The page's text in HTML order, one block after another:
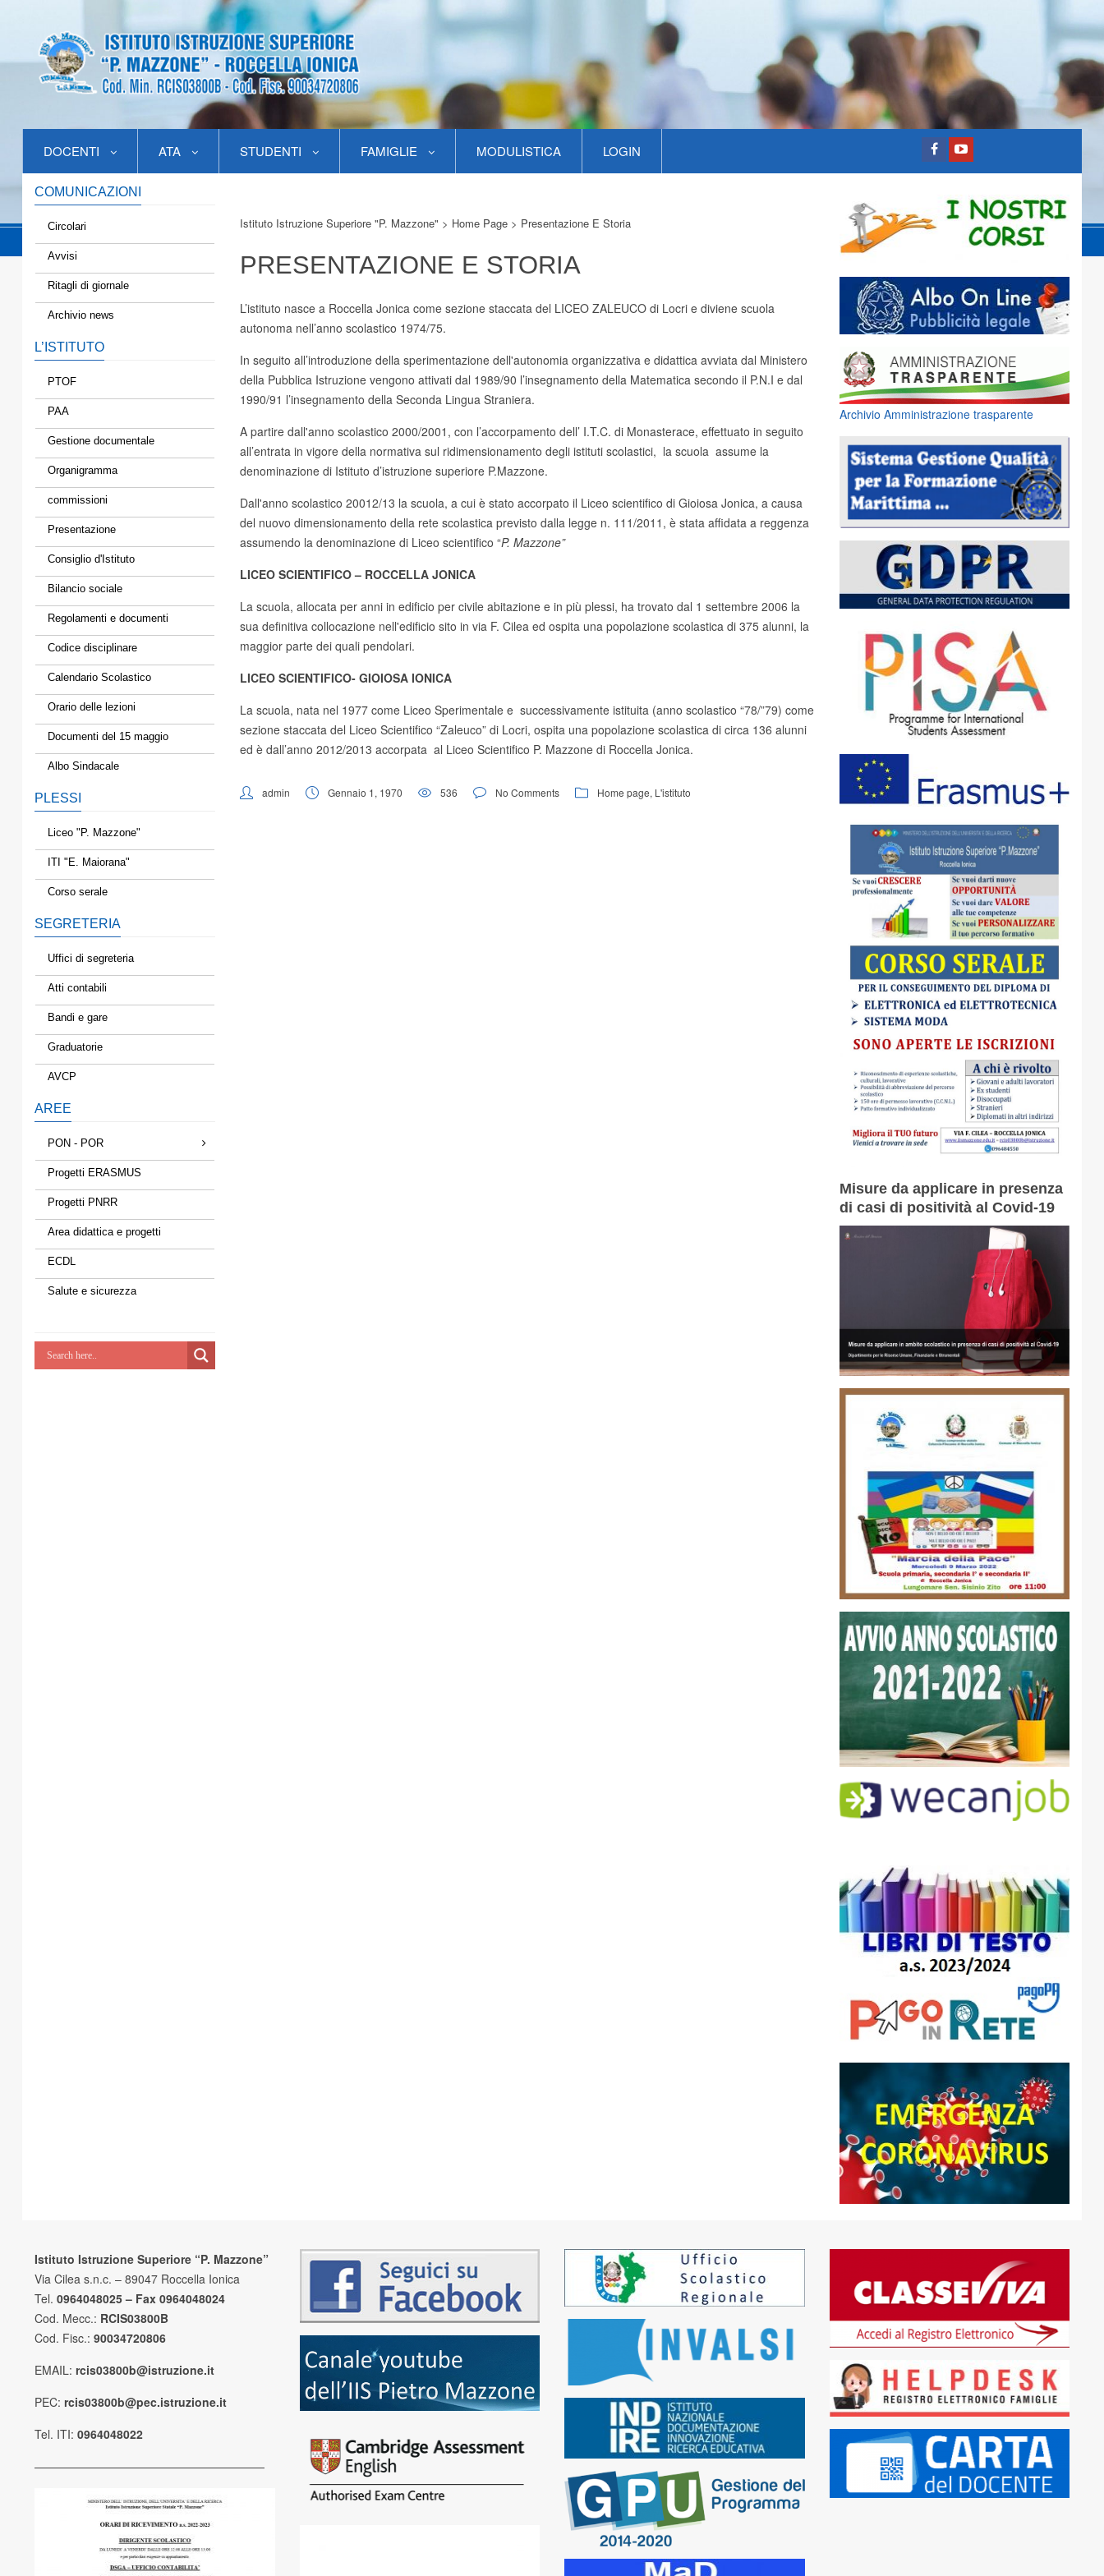
DOCENTI ATA STUDENTI FAMIGLIE MODULISTICA LOGIN
COMUNICAZIONI
Circolari
Avvisi
Ritagli di giornale
Archivio news
L’ISTITUTO
PTOF
PAA
Gestione documentale
Organigramma
commissioni
Presentazione
Consiglio d'Istituto
Bilancio sociale
Regolamenti e documenti
Codice disciplinare
Calendario Scolastico
Orario delle lezioni
Documenti del 15 maggio
Albo Sindacale
PLESSI
Liceo "P. Mazzone"
ITI "E. Maiorana"
Corso serale
SEGRETERIA
Uffici di segreteria
Atti contabili
Bandi e gare
Graduatorie
AVCP
AREE
PON - POR
Progetti ERASMUS
Progetti PNRR
Area didattica e progetti
ECDL
Salute e sicurezza
Istituto Istruzione Superiore "P. Mazzone" > Home Page > Presentazione E Storia
PRESENTAZIONE E STORIA
L’istituto nasce a Roccella Jonica come sezione staccata del LICEO ZALEUCO di Locri e diviene scuola
autonoma nell’anno scolastico 1974/75.
In seguito all’introduzione della sperimentazione dell'autonomia organizzativa e didattica avviata dal Ministero
della Pubblica Istruzione vengono attivati dal 1989/90 l’insegnamento della Matematica secondo il P.N.I e dal
1990/91 l’insegnamento della Seconda Lingua Straniera.
A partire dall'anno scolastico 2000/2001, con l’accorpamento dell’ I.T.C. di Monasterace, effettuato in seguito
all’entrata in vigore della normativa sul ridimensionamento degli istituti scolastici, la scuola assume la
denominazione di Istituto d’istruzione superiore P.Mazzone.
Dall'anno scolastico 20012/13 la scuola, a cui è stato accorpato il Liceo scientifico di Gioiosa Jonica, a causa
del nuovo dimensionamento della rete scolastica previsto dalla legge n. 111/2011, è stata affidata a reggenza
assumendo la denominazione di Liceo scientifico “P. Mazzone”
LICEO SCIENTIFICO – ROCCELLA JONICA
La scuola, allocata per anni in edificio per civile abitazione e in più plessi, ha trovato dal 1 settembre 2006 la
sua definitiva collocazione nell'edificio sito in via F. Cilea ed ospita una popolazione scolastica di 375 alunni, la
maggior parte dei quali pendolari.
LICEO SCIENTIFICO- GIOIOSA IONICA
La scuola, nata nel 1977 come Liceo Sperimentale e successivamente istituita (anno scolastico “78/”79) come
sezione staccata del Liceo Scientifico “Zaleuco” di Locri, ospita una popolazione scolastica di circa 136 alunni
ed è dall’anno 2012/2013 accorpata al Liceo Scientifico P. Mazzone di Roccella Jonica.
admin Gennaio 1, 1970 536 No Comments Home page, L'istituto
Archivio Amministrazione trasparente
Misure da applicare in presenza
di casi di positività al Covid-19
Istituto Istruzione Superiore “P. Mazzone”
Via Cilea s.n.c. – 89047 Roccella Ionica
Tel. 0964048025 – Fax 0964048024
Cod. Mecc.: RCIS03800B
Cod. Fisc.: 90034720806
EMAIL: rcis03800b@istruzione.it
PEC: rcis03800b@pec.istruzione.it
Tel. ITI: 0964048022
————————————————————